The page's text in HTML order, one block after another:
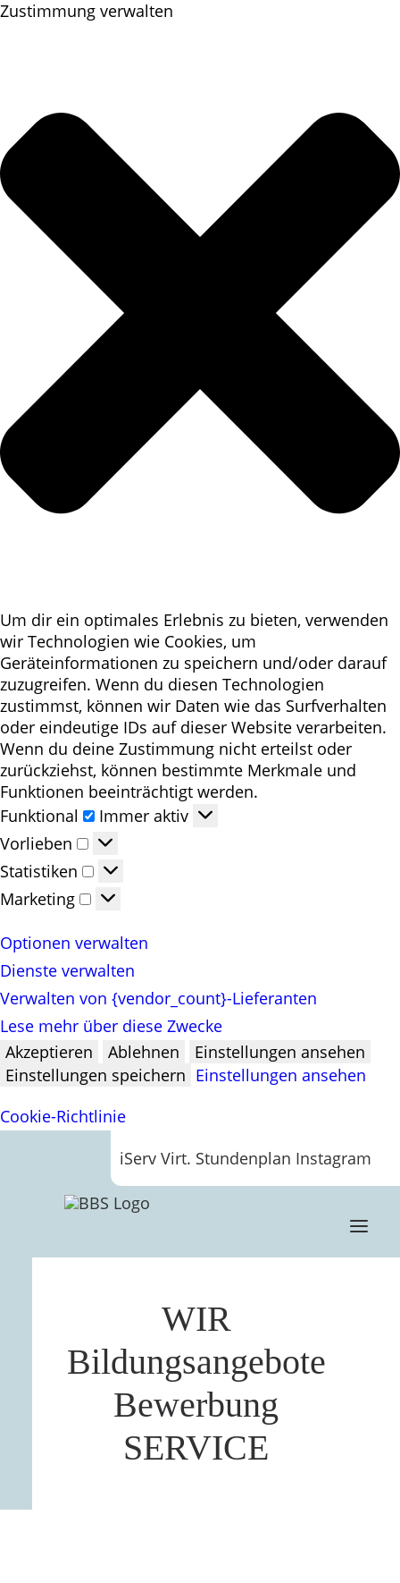
Zustimmung verwalten
Um dir ein optimales Erlebnis zu bieten, verwenden
wir Technologien wie Cookies, um
Geräteinformationen zu speichern und/oder darauf
zuzugreifen. Wenn du diesen Technologien
zustimmst, können wir Daten wie das Surfverhalten
oder eindeutige IDs auf dieser Website verarbeiten.
Wenn du deine Zustimmung nicht erteilst oder
zurückziehst, können bestimmte Merkmale und
Funktionen beeinträchtigt werden.
Funktional
Funktional
Immer aktiv
Vorlieben
Vorlieben
Statistiken
Statistiken
Marketing
Marketing
Optionen verwalten
Dienste verwalten
Verwalten von {vendor_count}-Lieferanten
Lese mehr über diese Zwecke
Akzeptieren
Ablehnen
Einstellungen ansehen
Einstellungen speichern Einstellungen ansehen
Cookie-Richtlinie
iServ Virt. Stundenplan Instagram
WIR
Bildungsangebote
Bewerbung
SERVICE